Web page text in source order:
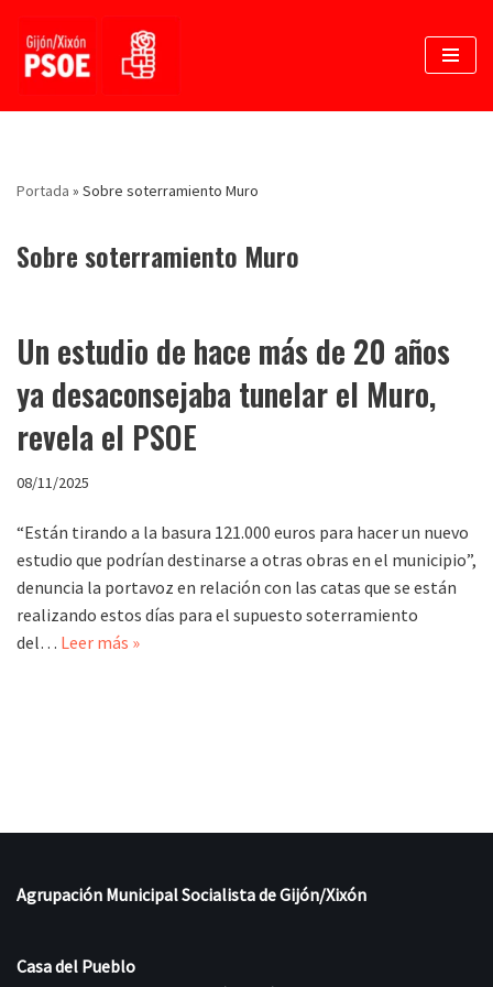
Saltar
contenido
Portada » Sobre soterramiento Muro
Sobre soterramiento Muro
Un estudio de hace más de 20 años
ya desaconsejaba tunelar el Muro,
revela el PSOE
08/11/2025
“Están tirando a la basura 121.000 euros para hacer un nuevo
estudio que podrían destinarse a otras obras en el municipio”,
denuncia la portavoz en relación con las catas que se están
realizando estos días para el supuesto soterramiento
del… Leer más »
Agrupación Municipal Socialista de Gijón/Xixón
Casa del Pueblo